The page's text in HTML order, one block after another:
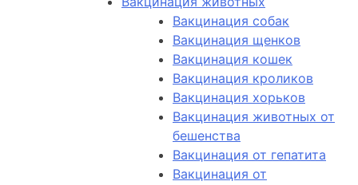
Вакцинация собак
Вакцинация щенков
Вакцинация кошек
Вакцинация кроликов
Вакцинация хорьков
Вакцинация животных от
бешенства
Вакцинация от гепатита
Вакцинация от